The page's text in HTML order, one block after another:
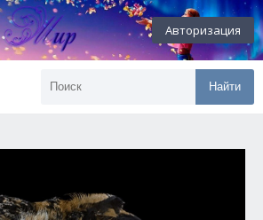
Авторизация
Найти